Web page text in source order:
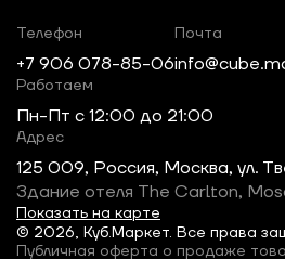
© 2026, Куб.Маркет. Все права
Телефон
+7 906 078-85-06
Почта
Работаем
Пн-Пт c 12:00 до 21:00
Адрес
125 009, Россия, Москва, ул.
Здание отеля The Carlton,
Показать на карте
Публичная оферта о продаже